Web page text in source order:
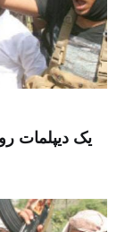
یک دیپلمات